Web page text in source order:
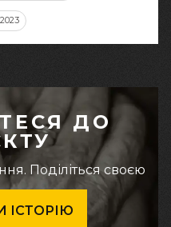
ДО
Поділіться своєю
ІСТОРІЮ